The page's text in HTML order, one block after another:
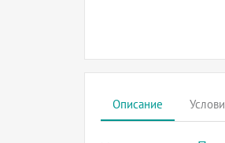
Описание